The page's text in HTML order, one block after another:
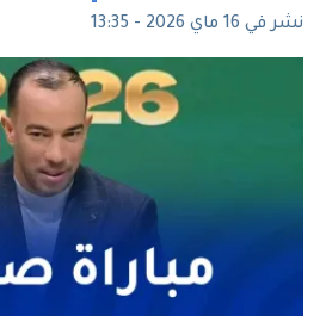
نشر في 16 ماي 2026 - 13:35